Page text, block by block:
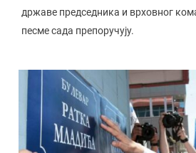
државе председника и врховног
песме сада препоручују.